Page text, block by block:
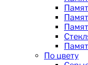
По цвету